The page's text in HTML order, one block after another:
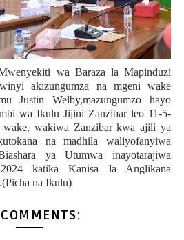
wa Baraza la Mapinduzi
akizungumza na mgeni wake
Justin Welby,mazungumzo hayo
wa Ikulu Jijini Zanzibar leo 11-5-
wakiwa Zanzibar kwa ajili ya
na madhila waliyofanyiwa
ya Utumwa inayotarajiwa
katika Kanisa la Anglikana
na Ikulu)